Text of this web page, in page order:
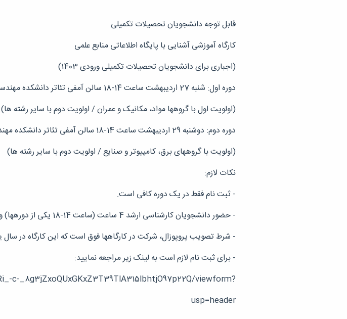
قابل توجه دانشجویان تحصیلات تکمیلی
کارگاه آموزشی آشنایی با پایگاه اطلاعاتی منابع علمی
(اجباری برای دانشجویان تحصیلات تکمیلی ورودی 1403)
دوره اول: شنبه 27 اردیبهشت ساعت 14-18 سالن آمفی تئاتر دانشکده مهندسی (با تدریس آقای دکتر اسماعیل دماوندی)
(اولویت اول با گروهها مواد، مکانیک و عمران / اولویت دوم با سایر رشته ها)
دوره دوم: دوشنبه 29 اردیبهشت ساعت 14-18 سالن آمفی تئاتر دانشکده مهندسی (با تدریس آقای دکتر محسن حسن بابای نوزادیان)
(اولویت با گروههای برق، کامپیوتر و صنایع / اولویت دوم با سایر رشته ها)
نکات لازم:
- ثبت نام فقط در یک دوره کافی است.
- حضور دانشجویان کارشناسی ارشد 4 ساعت (ساعت 14-18 یکی از دورهها) و دکترا 2 ساعت (فقط ساعت 16-18 همان روز) الزامی است.
- شرط تصویب پروپوزال، شرکت در کارگاهها فوق است که این کارگاه در سال
- برای ثبت نام لازم است به لینک زیر مراجعه نمایید:
c-_8g3jZxoQUxGKxZ3T39TlA315lbhtjO97p22Q/viewform?
usp=header